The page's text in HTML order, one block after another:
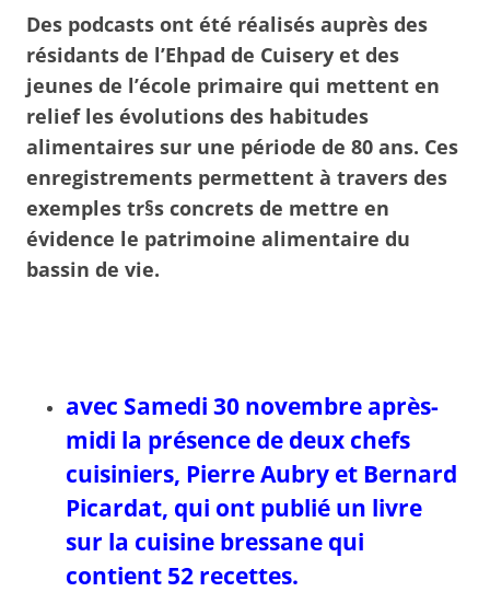
Des podcasts ont été réalisés auprès des
résidants de l’Ehpad de Cuisery et des
jeunes de l’école primaire qui mettent en
relief les évolutions des habitudes
alimentaires sur une période de 80 ans. Ces
enregistrements permettent à travers des
exemples tr§s concrets de mettre en
évidence le patrimoine alimentaire du
bassin de vie.
avec Samedi 30 novembre après-
midi la présence de deux chefs
cuisiniers, Pierre Aubry et Bernard
Picardat, qui ont publié un livre
sur la cuisine bressane qui
contient 52 recettes.